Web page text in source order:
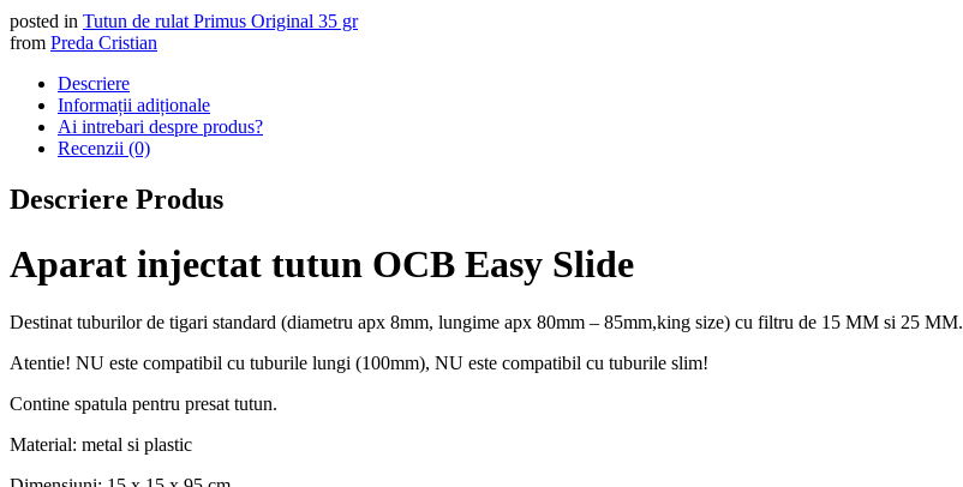
posted in Tutun de rulat Primus Original 35 gr
from Preda Cristian
Descriere
Informații adiționale
Ai intrebari despre produs?
Recenzii (0)
Descriere Produs
Aparat injectat tutun OCB Easy Slide
Destinat tuburilor de tigari standard (diametru apx 8mm, lungime apx 80mm – 85mm,king size) cu filtru de 15 MM si 25 MM.
Atentie! NU este compatibil cu tuburile lungi (100mm), NU este compatibil cu tuburile slim!
Contine spatula pentru presat tutun.
Material: metal si plastic